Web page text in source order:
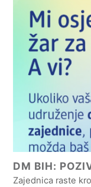
DM BIH:
Zajednica raste